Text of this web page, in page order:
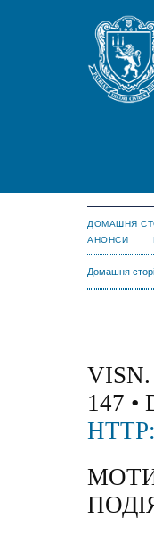
ДОМАШНЯ
АНОНСИ
Домашня
VISN.
147 •